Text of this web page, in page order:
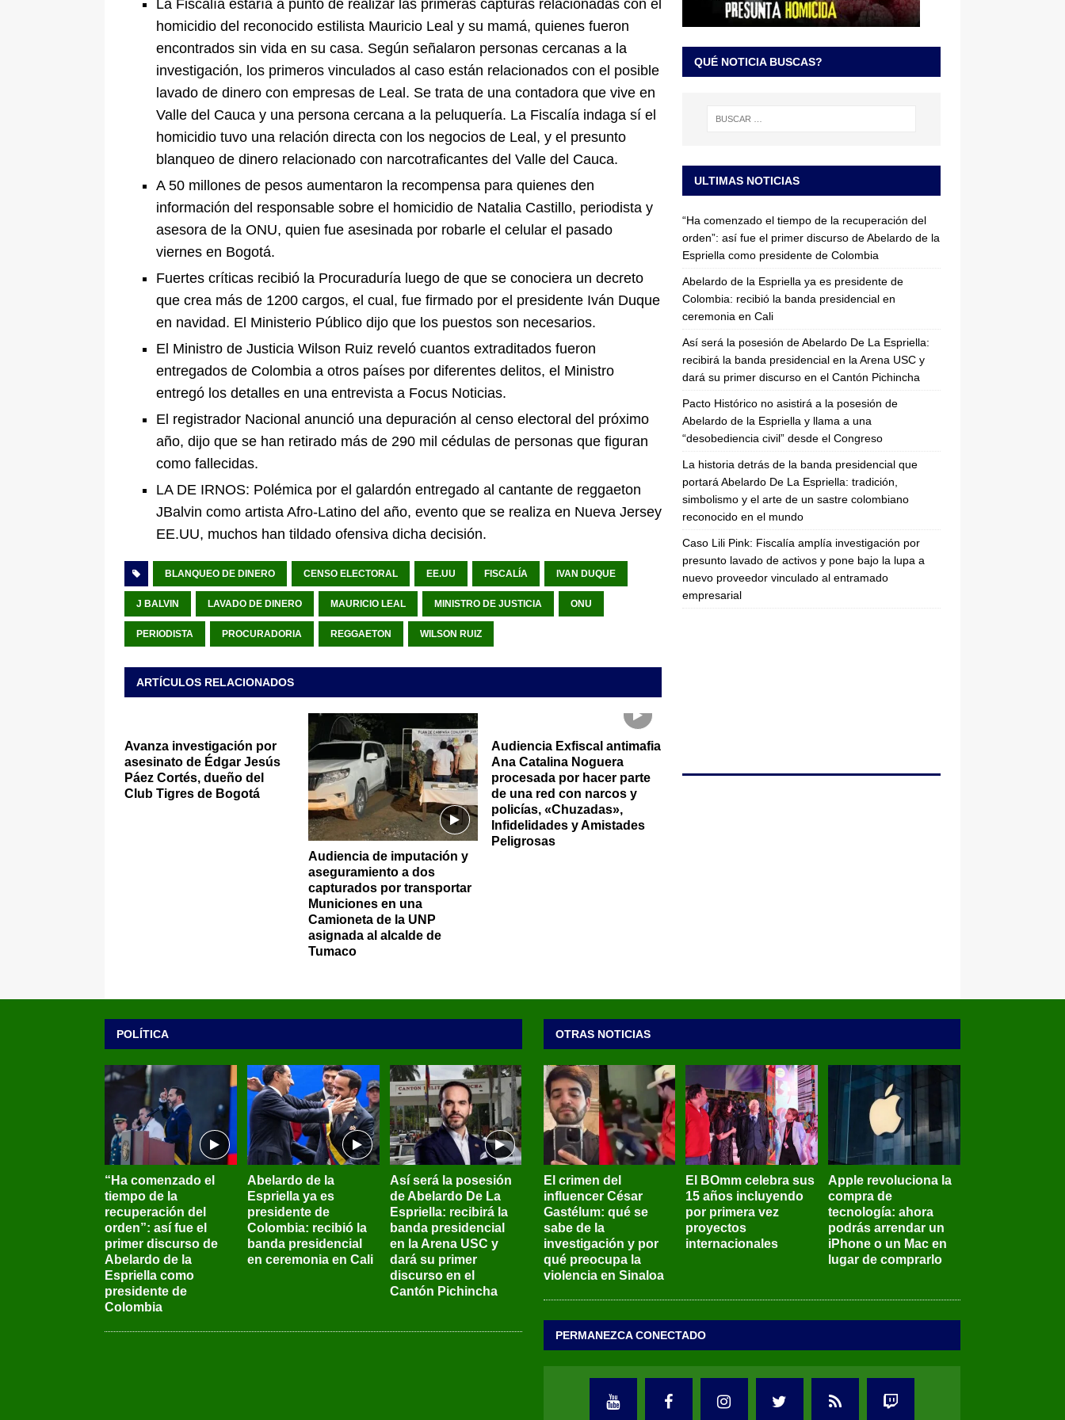
[ 6 de agosto de 2026 ] La historia detrás de la banda presidencial que portará Abelardo De La
Espriella: tradición, simbolismo y el arte de un sastre colombiano reconocido en el mundo
ÚLTIMO
La Fiscalía estaría a punto de realizar las primeras capturas relacionadas con el
homicidio del reconocido estilista Mauricio Leal y su mamá, quienes fueron
encontrados sin vida en su casa. Según señalaron personas cercanas a la
investigación, los primeros vinculados al caso están relacionados con el posible
lavado de dinero con empresas de Leal. Se trata de una contadora que vive en
Valle del Cauca y una persona cercana a la peluquería. La Fiscalía indaga sí el
homicidio tuvo una relación directa con los negocios de Leal, y el presunto
blanqueo de dinero relacionado con narcotraficantes del Valle del Cauca.
A 50 millones de pesos aumentaron la recompensa para quienes den
información del responsable sobre el homicidio de Natalia Castillo, periodista y
asesora de la ONU, quien fue asesinada por robarle el celular el pasado
viernes en Bogotá.
Fuertes críticas recibió la Procuraduría luego de que se conociera un decreto
que crea más de 1200 cargos, el cual, fue firmado por el presidente Iván Duque
en navidad. El Ministerio Público dijo que los puestos son necesarios.
El Ministro de Justicia Wilson Ruiz reveló cuantos extraditados fueron
entregados de Colombia a otros países por diferentes delitos, el Ministro
entregó los detalles en una entrevista a Focus Noticias.
El registrador Nacional anunció una depuración al censo electoral del próximo
año, dijo que se han retirado más de 290 mil cédulas de personas que figuran
como fallecidas.
LA DE IRNOS: Polémica por el galardón entregado al cantante de reggaeton
JBalvin como artista Afro-Latino del año, evento que se realiza en Nueva Jersey
EE.UU, muchos han tildado ofensiva dicha decisión.
BLANQUEO DE DINERO CENSO ELECTORAL EE.UU FISCALÍA IVAN DUQUE
J BALVIN LAVADO DE DINERO MAURICIO LEAL MINISTRO DE JUSTICIA ONU
PERIODISTA PROCURADORIA REGGAETON WILSON RUIZ
ARTÍCULOS RELACIONADOS
Avanza investigación por
asesinato de Édgar Jesús
Páez Cortés, dueño del
Club Tigres de Bogotá
Audiencia de imputación y
aseguramiento a dos
capturados por transportar
Municiones en una
Camioneta de la UNP
asignada al alcalde de
Tumaco
Audiencia Exfiscal antimafia
Ana Catalina Noguera
procesada por hacer parte
de una red con narcos y
policías, «Chuzadas»,
Infidelidades y Amistades
Peligrosas
QUÉ NOTICIA BUSCAS?
ULTIMAS NOTICIAS
“Ha comenzado el tiempo de la recuperación del
orden”: así fue el primer discurso de Abelardo de la
Espriella como presidente de Colombia
Abelardo de la Espriella ya es presidente de
Colombia: recibió la banda presidencial en
ceremonia en Cali
Así será la posesión de Abelardo De La Espriella:
recibirá la banda presidencial en la Arena USC y
dará su primer discurso en el Cantón Pichincha
Pacto Histórico no asistirá a la posesión de
Abelardo de la Espriella y llama a una
“desobediencia civil” desde el Congreso
La historia detrás de la banda presidencial que
portará Abelardo De La Espriella: tradición,
simbolismo y el arte de un sastre colombiano
reconocido en el mundo
Caso Lili Pink: Fiscalía amplía investigación por
presunto lavado de activos y pone bajo la lupa a
nuevo proveedor vinculado al entramado
empresarial
POLÍTICA
“Ha comenzado el
tiempo de la
recuperación del
orden”: así fue el
primer discurso de
Abelardo de la
Espriella como
presidente de
Colombia
Abelardo de la
Espriella ya es
presidente de
Colombia: recibió la
banda presidencial
en ceremonia en Cali
Así será la posesión
de Abelardo De La
Espriella: recibirá la
banda presidencial
en la Arena USC y
dará su primer
discurso en el
Cantón Pichincha
OTRAS NOTICIAS
El crimen del
influencer César
Gastélum: qué se
sabe de la
investigación y por
qué preocupa la
violencia en Sinaloa
El BOmm celebra sus
15 años incluyendo
por primera vez
proyectos
internacionales
Apple revoluciona la
compra de
tecnología: ahora
podrás arrendar un
iPhone o un Mac en
lugar de comprarlo
PERMANEZCA CONECTADO